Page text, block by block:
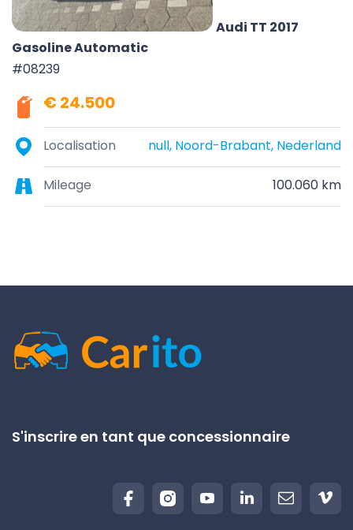
Audi TT 2017
Gasoline Automatic
#08239
€ 24.500
Localisation null, Noord-Brabant, Nederland
Mileage 100.060 km
S'inscrire en tant que concessionnaire